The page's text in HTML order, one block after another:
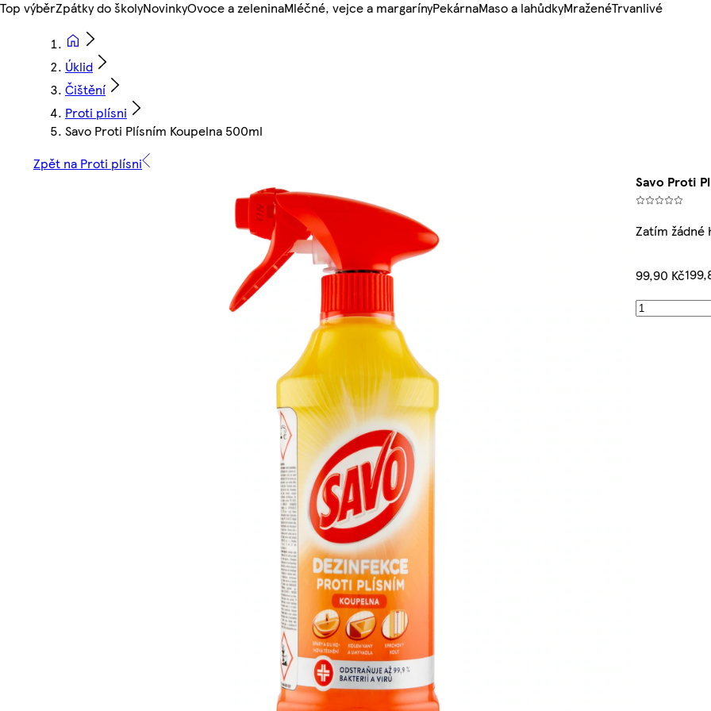
Top výběrZpátky do školyNovinkyOvoce a zeleninaMléčné, vejce a margarínyPekárnaMaso a lahůdkyMraženéTrvanlivé
Úklid
Čištění
Proti plísni
Savo Proti Plísním Koupelna 500ml
Zpět na Proti plísni
Savo Proti
Zatím žádné
99,90 Kč